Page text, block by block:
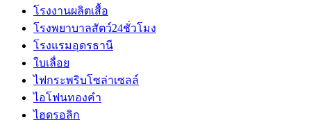
โรงงานผลิตเสื้อ
โรงพยาบาลสัตว์24ชั่วโมง
โรงแรมอุดรธานี
ใบเลื่อย
ไฟกระพริบโซล่าเซลล์
ไอโฟนทองคำ
ไฮดรอลิก